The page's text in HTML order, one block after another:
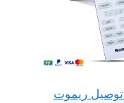
توصيل ريموت للمنزل 66041166 توصيل ريموت